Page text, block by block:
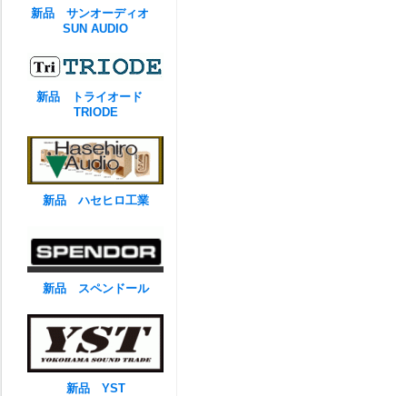
新品 サンオーディオ
SUN AUDIO
新品 トライオード
TRIODE
新品 ハセヒロ工業
新品 スペンドール
新品 YST